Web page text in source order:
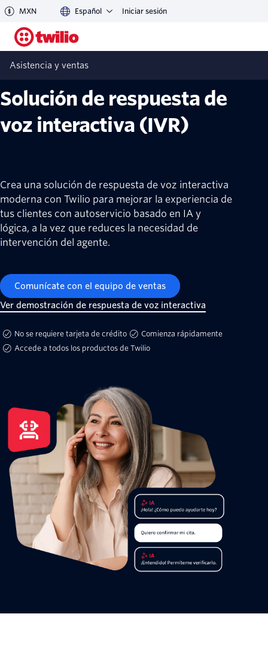
MXN Español Iniciar sesión
Asistencia y ventas
Asistencia y ventas
Solución de respuesta de
voz interactiva (IVR)
Crea una solución de respuesta de voz interactiva
moderna con Twilio para mejorar la experiencia de
tus clientes con autoservicio basado en IA y
lógica, a la vez que reduces la necesidad de
intervención del agente.
Comunícate con el equipo de ventas
Ver demostración de respuesta de voz interactiva
No se requiere tarjeta de crédito
Comienza rápidamente
Accede a todos los productos de Twilio